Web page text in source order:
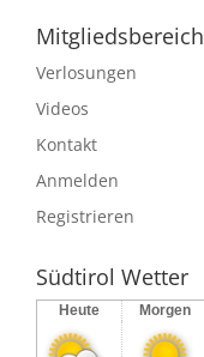
Mitgliedsbereich
Verlosungen
Videos
Kontakt
Anmelden
Registrieren
Südtirol Wetter
Heute Morgen